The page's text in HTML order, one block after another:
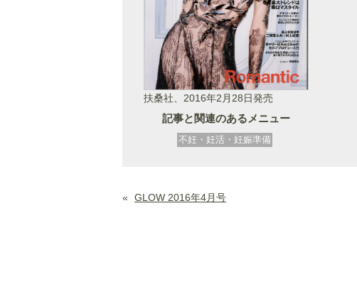
扶桑社、2016年2月28日発売
記事と関連のあるメニュー
不妊・妊活・妊娠準備
« GLOW 2016年4月号